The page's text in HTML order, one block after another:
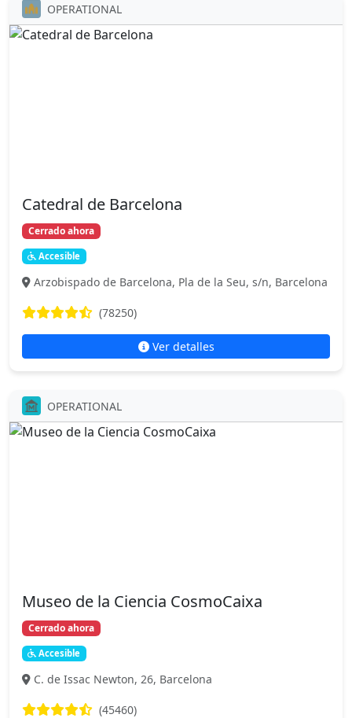
OPERATIONAL
Catedral de Barcelona
Cerrado ahora
Accesible
Arzobispado de Barcelona, Pla de la Seu, s/n, Barcelona
(78250)
Ver detalles
OPERATIONAL
Museo de la Ciencia CosmoCaixa
Cerrado ahora
Accesible
C. de Issac Newton, 26, Barcelona
(45460)